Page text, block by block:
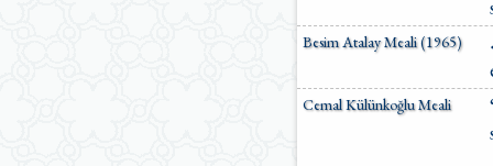
Besim Atalay Meali (1965)
Cemal Külünkoğlu Meali